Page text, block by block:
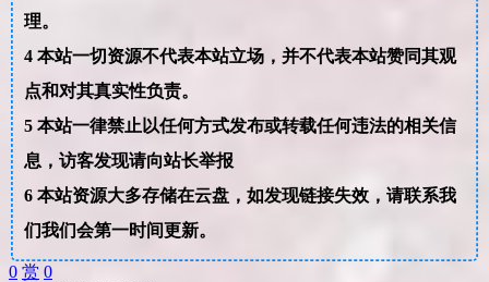
理。
4本站一切资源不代表本站立场，并不代表本站赞同其观
点和对其真实性负责。
5本站一律禁止以任何方式发布或转载任何违法的相关信
息，访客发现请向站长举报
6本站资源大多存储在云盘，如发现链接失效，请联系我
们我们会第一时间更新。
0 赏 0